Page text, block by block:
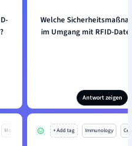
Welche
im Umgang mit RFID-
Antwort zeigen
Mo + Add tag Immunology